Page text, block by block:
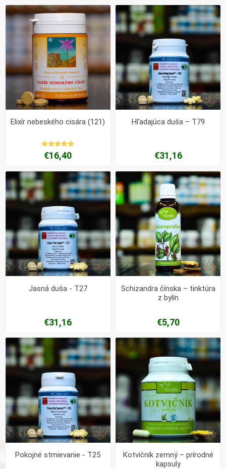
Elixír nebeského cisára (121)
€16,40
Hľadajúca duša – T79
€31,16
Jasná duša - T27
€31,16
Schizandra čínska – tinktúra
z bylín
€5,70
Pokojné stmievanie - T25
Kotvičník zemný – prírodné
kapsuly